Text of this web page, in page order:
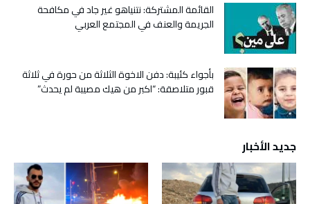
القائمة المشتركة: نتنياهو غير جاد في مكافحة
الجريمة والعنف في المجتمع العربي
بأجواء كئيبة: دفن الاخوة الثلاثة من حورة في ثلاثة
قبور متلاصقة: “اكبر من هيك مصيبة لم يحدث”
جديد الأخبار